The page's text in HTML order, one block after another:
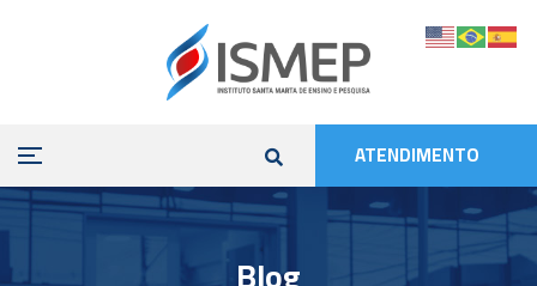
ATENDIMENTO